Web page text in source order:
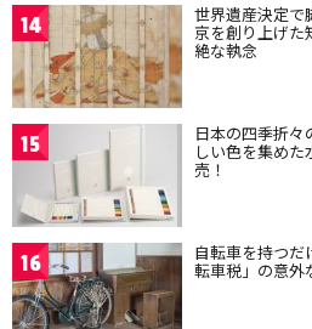
14 世界遺産決定で
京を創り上げた
絶な執念
15 日本の四季折
しい色を集め
売！
16 自転車を持つだ
転車税」の意外